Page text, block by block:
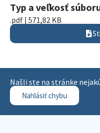
Typ a veľkosť
.pdf | 571,82 KB
Našli ste na stránke
Nahlásiť chybu